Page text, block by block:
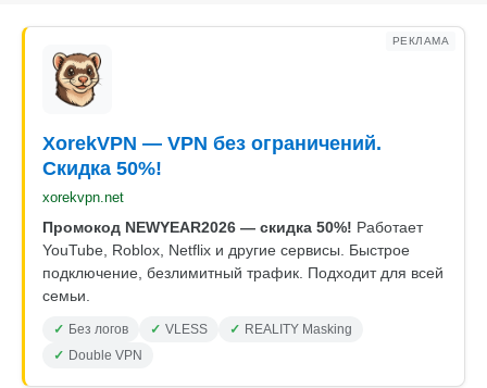
РЕКЛАМА
XorekVPN — VPN без ограничений.
Скидка 50%!
xorekvpn.net
Промокод NEWYEAR2026 — скидка 50%! Работает
YouTube, Roblox, Netflix и другие сервисы. Быстрое
подключение, безлимитный трафик. Подходит для всей
семьи.
Без логов VLESS
REALITY Masking
Double VPN